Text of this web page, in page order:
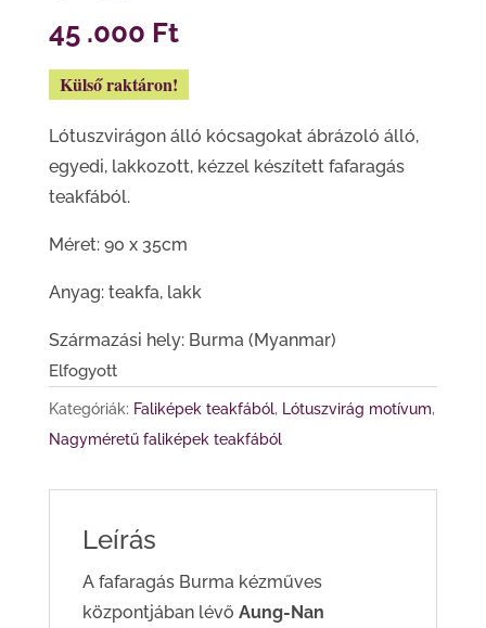
45 .000 Ft
Külső raktáron!
Lótuszvirágon álló kócsagokat ábrázoló álló,
egyedi, lakkozott, kézzel készített fafaragás
teakfából.
Méret: 90 x 35cm
Anyag: teakfa, lakk
Származási hely: Burma (Myanmar)
Elfogyott
Kategóriák: Faliképek teakfából, Lótuszvirág motívum,
Nagyméretű faliképek teakfából
Leírás
A fafaragás Burma kézműves
központjában lévő Aung-Nan